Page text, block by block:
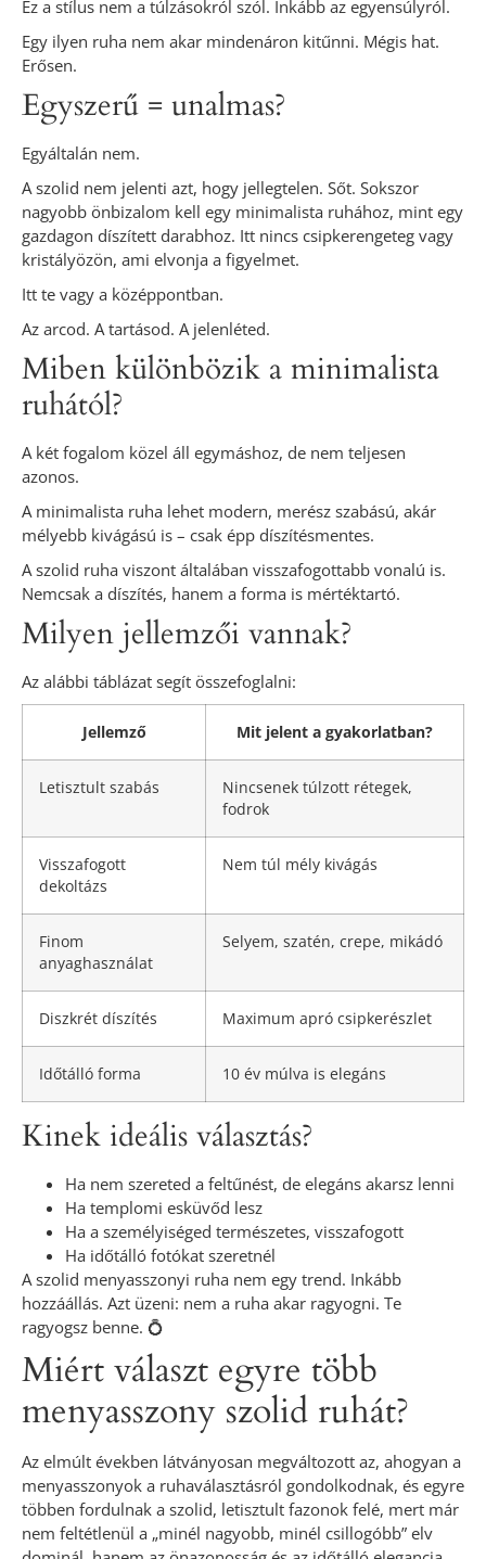
Ez a stílus nem a túlzásokról szól. Inkább az egyensúlyról.
Egy ilyen ruha nem akar mindenáron kitűnni. Mégis hat.
Erősen.
Egyszerű = unalmas?
Egyáltalán nem.
A szolid nem jelenti azt, hogy jellegtelen. Sőt. Sokszor
nagyobb önbizalom kell egy minimalista ruhához, mint egy
gazdagon díszített darabhoz. Itt nincs csipkerengeteg vagy
kristályözön, ami elvonja a figyelmet.
Itt te vagy a középpontban.
Az arcod. A tartásod. A jelenléted.
Miben különbözik a minimalista
ruhától?
A két fogalom közel áll egymáshoz, de nem teljesen
azonos.
A minimalista ruha lehet modern, merész szabású, akár
mélyebb kivágású is – csak épp díszítésmentes.
A szolid ruha viszont általában visszafogottabb vonalú is.
Nemcsak a díszítés, hanem a forma is mértéktartó.
Milyen jellemzői vannak?
Az alábbi táblázat segít összefoglalni:
Jellemző Mit jelent a gyakorlatban?
Letisztult szabás
Nincsenek túlzott rétegek,
fodrok
Visszafogott
dekoltázs
Nem túl mély kivágás
Finom
anyaghasználat
Selyem, szatén, crepe, mikádó
Diszkrét díszítés Maximum apró csipkerészlet
Időtálló forma 10 év múlva is elegáns
Kinek ideális választás?
Ha nem szereted a feltűnést, de elegáns akarsz lenni
Ha templomi esküvőd lesz
Ha a személyiséged természetes, visszafogott
Ha időtálló fotókat szeretnél
A szolid menyasszonyi ruha nem egy trend. Inkább
hozzáállás. Azt üzeni: nem a ruha akar ragyogni. Te
ragyogsz benne. 💍
Miért választ egyre több
menyasszony szolid ruhát?
Az elmúlt években látványosan megváltozott az, ahogyan a
menyasszonyok a ruhaválasztásról gondolkodnak, és egyre
többen fordulnak a szolid, letisztult fazonok felé, mert már
nem feltétlenül a „minél nagyobb, minél csillogóbb” elv